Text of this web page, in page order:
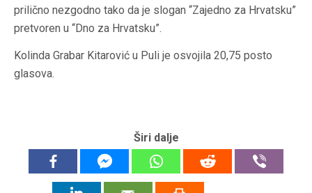
prilično nezgodno tako da je slogan “Zajedno za Hrvatsku”
pretvoren u “Dno za Hrvatsku”.
Kolinda Grabar Kitarović u Puli je osvojila 20,75 posto
glasova.
Širi dalje